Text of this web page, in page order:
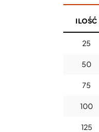
ILOŚĆ
25
50
75
100
125